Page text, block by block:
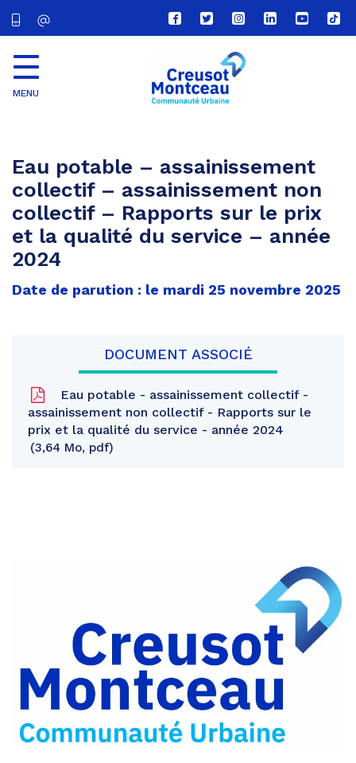
Lien
vers
compte
Facebook
Lien
vers
compte
Twitter
Lien
vers
le
compte
Lien
vers
Lien
vers
Lien
vers
MENU
Eau potable – assainissement
collectif – assainissement non
collectif – Rapports sur le prix
et la qualité du service – année
2024
Date de parution : le mardi 25 novembre 2025
DOCUMENT ASSOCIÉ
Eau potable - assainissement collectif -
assainissement non collectif - Rapports sur le
prix et la qualité du service - année 2024
3,64 Mo, pdf
Facebook
Partager
Twitter
Partager
par
e-
mail